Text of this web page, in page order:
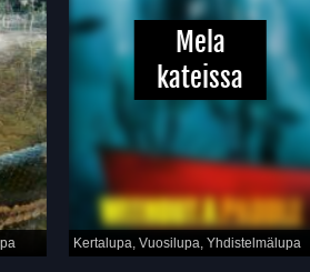
Mela
kateissa
Kertalupa, Vuosilupa, Yhdistelmälupa